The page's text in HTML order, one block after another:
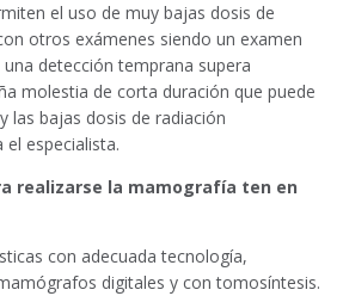
el uso de muy bajas dosis de
otros exámenes siendo un examen
detección temprana supera
molestia de corta duración que puede
las bajas dosis de radiación
especialista.
realizarse la mamografía ten en
con adecuada tecnología,
digitales y con tomosíntesis.